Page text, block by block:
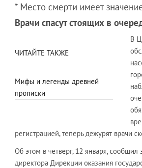
* Место смерти имеет
Врачи спасут стоящих в
ЧИТАЙТЕ ТАКЖЕ
Мифы и легенды древней
прописки
В
регистрацией, теперь дежурят врачи
Об этом в четверг, 12 января, сообщил
директора Дирекции оказания